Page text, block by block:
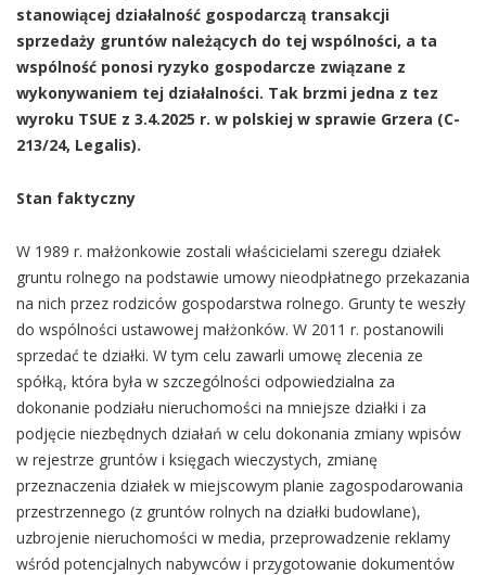
stanowiącej działalność gospodarczą transakcji
sprzedaży gruntów należących do tej wspólności, a ta
wspólność ponosi ryzyko gospodarcze związane z
wykonywaniem tej działalności. Tak brzmi jedna z tez
wyroku TSUE z 3.4.2025 r. w polskiej w sprawie Grzera (C-
213/24, Legalis).
Stan faktyczny
W 1989 r. małżonkowie zostali właścicielami szeregu działek
gruntu rolnego na podstawie umowy nieodpłatnego przekazania
na nich przez rodziców gospodarstwa rolnego. Grunty te weszły
do wspólności ustawowej małżonków. W 2011 r. postanowili
sprzedać te działki. W tym celu zawarli umowę zlecenia ze
spółką, która była w szczególności odpowiedzialna za
dokonanie podziału nieruchomości na mniejsze działki i za
podjęcie niezbędnych działań w celu dokonania zmiany wpisów
w rejestrze gruntów i księgach wieczystych, zmianę
przeznaczenia działek w miejscowym planie zagospodarowania
przestrzennego (z gruntów rolnych na działki budowlane),
uzbrojenie nieruchomości w media, przeprowadzenie reklamy
wśród potencjalnych nabywców i przygotowanie dokumentów